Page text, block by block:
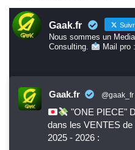
Gaak.fr
Nous sommes un
Consulting.
Mail pro
Gaak.fr @gaak_fr
"ONE PIECE"
dans les VENTES de
2025 - 2026 :